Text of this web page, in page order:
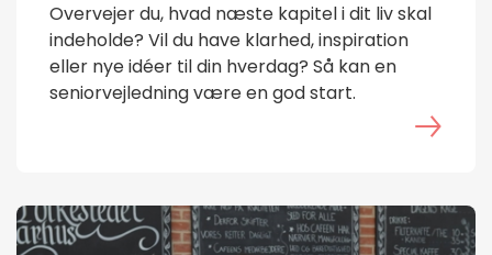
Overvejer du, hvad næste kapitel i dit liv skal
indeholde? Vil du have klarhed, inspiration
eller nye idéer til din hverdag? Så kan en
seniorvejledning være en god start.